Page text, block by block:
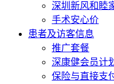
深圳新风和睦
手术安心价
患者及访客信息
推广套餐
深康健会员计
保险与直接支